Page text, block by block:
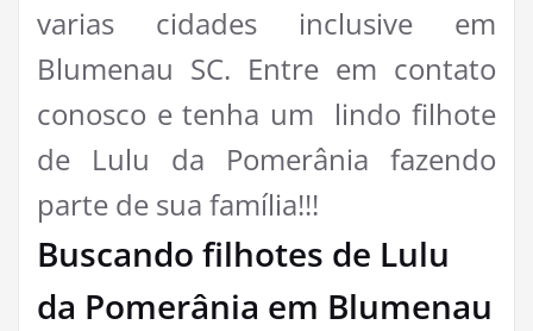
varias cidades inclusive em
Blumenau SC. Entre em contato
conosco e tenha um lindo filhote
de Lulu da Pomerânia fazendo
parte de sua família!!!
Buscando filhotes de Lulu
da Pomerânia em Blumenau